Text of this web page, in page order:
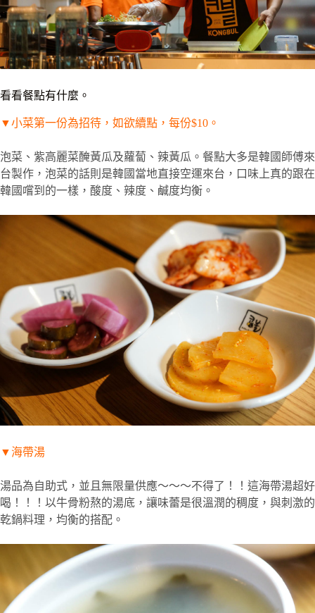
看看餐點有什麼。
▼小菜第一份為招待，如欲續點，每份$10 。
泡菜、紫高麗菜醃黃瓜及蘿蔔、辣黃瓜。餐點大多是韓國師傅來
台製作，泡菜的話則是韓國當地直接空運來台，口味上真的跟在
韓國嚐到的一樣，酸度、辣度、鹹度均衡。
▼ 海帶湯
湯品為自助式，並且無限量供應～～～不得了！！這海帶湯超好
喝！！！以牛骨粉熬的湯底，讓味蕾是很溫潤的稠度，與刺激的
乾鍋料理，均衡的搭配。